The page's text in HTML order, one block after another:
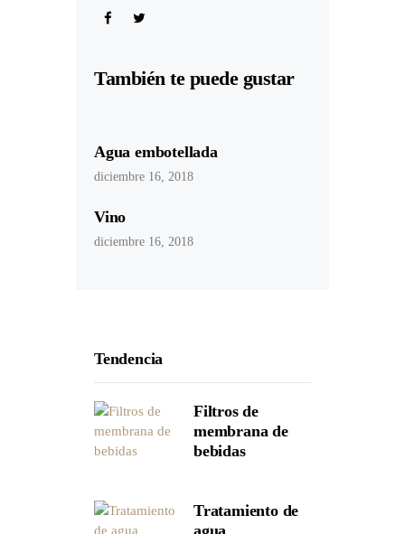
También te puede gustar
Agua embotellada
diciembre 16, 2018
Vino
diciembre 16, 2018
Tendencia
Filtros de
membrana de
bebidas
Tratamiento de
agua